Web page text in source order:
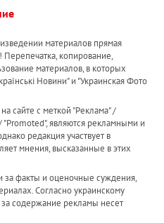
материалов прямая
Перепечатка, копирование,
материалов, в которых
Новини" и "Украинская Фото
сайте с меткой "Реклама" /
являются рекламными и
редакция участвует в
мнения, высказанные в этих
за факты и оценочные суждения,
Согласно украинскому
за содержание рекламы несет